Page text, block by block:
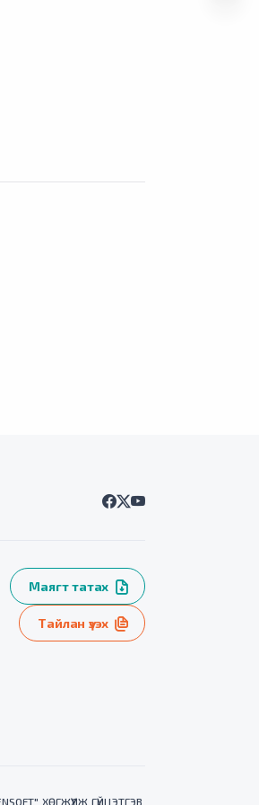
Маягт татах
Тайлан үзэх
" ХӨГЖҮҮЛЖ ГҮЙЦЭТГЭВ.